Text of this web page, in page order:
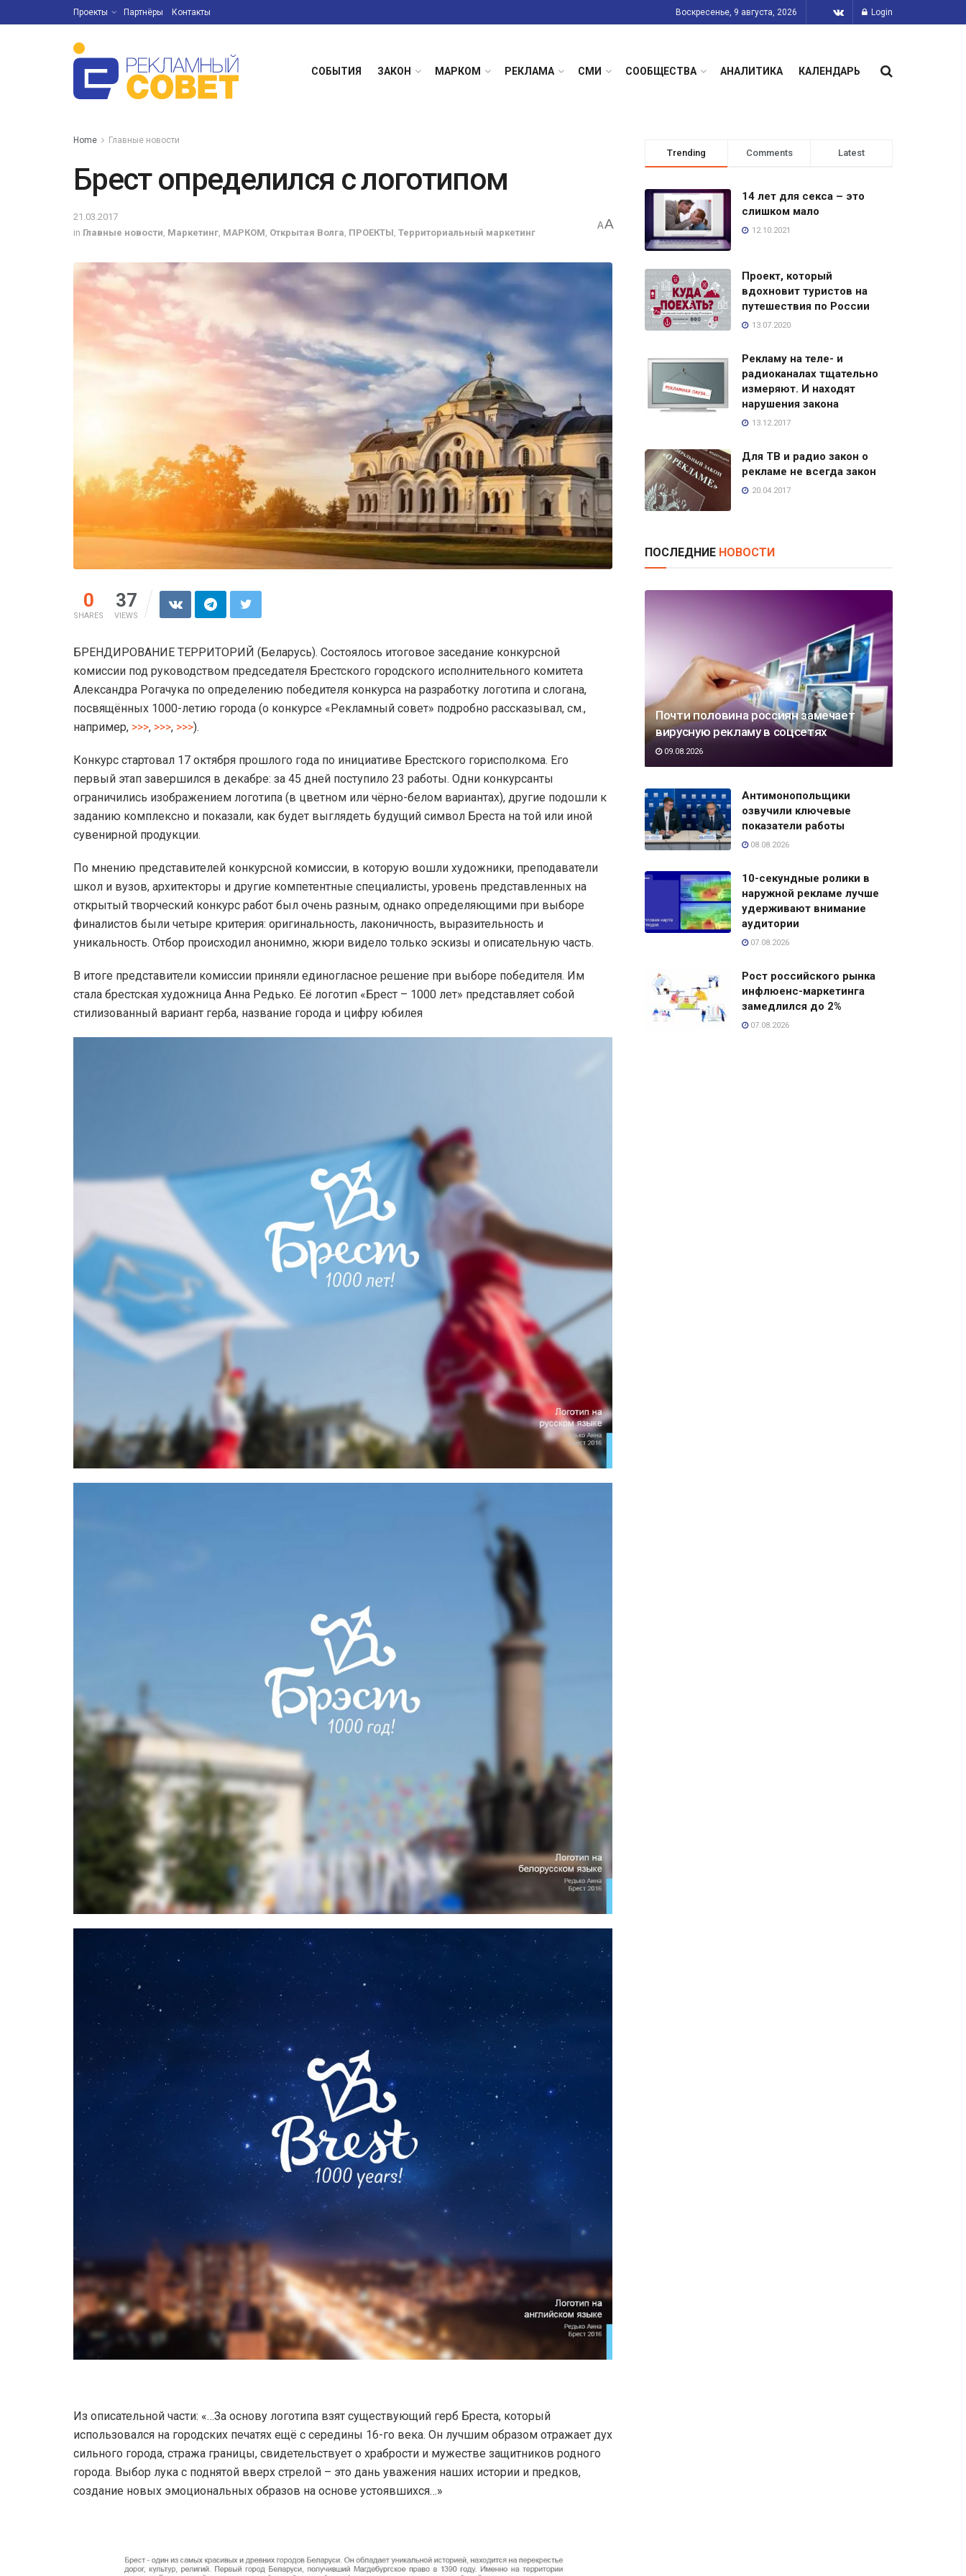
Проекты Партнёры Контакты Воскресенье, 9 августа, 2026 Login
СОБЫТИЯ ЗАКОН МАРКОМ РЕКЛАМА СМИ СООБЩЕСТВА АНАЛИТИКА КАЛЕНДАРЬ
Home Главные новости
Брест определился с логотипом
21.03.2017
in Главные новости Маркетинг МАРКОМ Открытая Волга ПРОЕКТЫ Территориальный маркетинг
AA
0
SHARES
37
VIEWS
БРЕНДИРОВАНИЕ ТЕРРИТОРИЙ (Беларусь). Состоялось итоговое заседание конкурсной
комиссии под руководством председателя Брестского городского исполнительного комитета
Александра Рогачука по определению победителя конкурса на разработку логотипа и слогана,
посвящённых 1000-летию города (о конкурсе «Рекламный совет» подробно рассказывал, см.,
например, >>>, >>>, >>>).
Конкурс стартовал 17 октября прошлого года по инициативе Брестского горисполкома. Его
первый этап завершился в декабре: за 45 дней поступило 23 работы. Одни конкурсанты
ограничились изображением логотипа (в цветном или чёрно-белом вариантах), другие подошли к
заданию комплексно и показали, как будет выглядеть будущий символ Бреста на той или иной
сувенирной продукции.
По мнению представителей конкурсной комиссии, в которую вошли художники, преподаватели
школ и вузов, архитекторы и другие компетентные специалисты, уровень представленных на
открытый творческий конкурс работ был очень разным, однако определяющими при выборе
финалистов были четыре критерия: оригинальность, лаконичность, выразительность и
уникальность. Отбор происходил анонимно, жюри видело только эскизы и описательную часть.
В итоге представители комиссии приняли единогласное решение при выборе победителя. Им
стала брестская художница Анна Редько. Её логотип «Брест – 1000 лет» представляет собой
стилизованный вариант герба, название города и цифру юбилея
Из описательной части: «…За основу логотипа взят существующий герб Бреста, который
использовался на городских печатях ещё с середины 16-го века. Он лучшим образом отражает дух
сильного города, стража границы, свидетельствует о храбрости и мужестве защитников родного
города. Выбор лука с поднятой вверх стрелой – это дань уважения наших истории и предков,
создание новых эмоциональных образов на основе устоявшихся…»
Trending Comments Latest
14 лет для секса – это
слишком мало
12.10.2021
Проект, который
вдохновит туристов на
путешествия по России
13.07.2020
Рекламу на теле- и
радиоканалах тщательно
измеряют. И находят
нарушения закона
13.12.2017
Для ТВ и радио закон о
рекламе не всегда закон
20.04.2017
ПОСЛЕДНИЕ НОВОСТИ
Почти половина россиян замечает
вирусную рекламу в соцсетях
09.08.2026
Антимонопольщики
озвучили ключевые
показатели работы
08.08.2026
10-секундные ролики в
наружной рекламе лучше
удерживают внимание
аудитории
07.08.2026
Рост российского рынка
инфлюенс-маркетинга
замедлился до 2%
07.08.2026